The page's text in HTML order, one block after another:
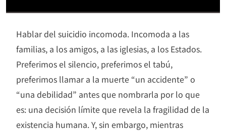
Hablar del suicidio incomoda. Incomoda a las
familias, a los amigos, a las iglesias, a los Estados.
Preferimos el silencio, preferimos el tabú,
preferimos llamar a la muerte “un accidente” o
“una debilidad” antes que nombrarla por lo que
es: una decisión límite que revela la fragilidad de la
existencia humana. Y, sin embargo, mientras